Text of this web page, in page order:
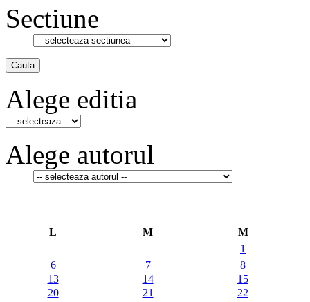
Sectiune
Cauta
Alege editia
Alege autorul
L M
M
1
6
7
8
13
14
15
20
21
22